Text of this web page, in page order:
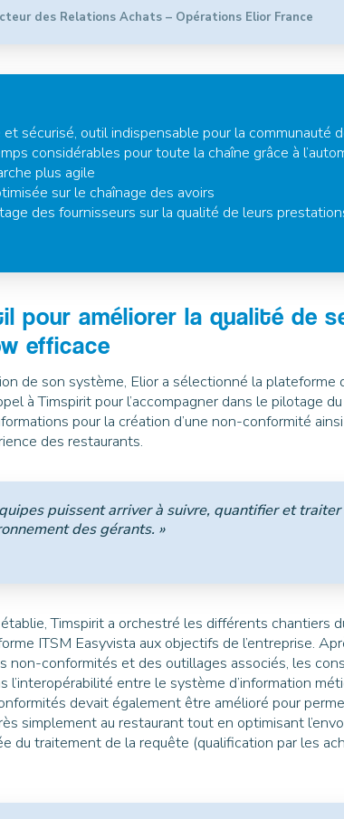
des Relations Achats – Opérations Elior France
sécurisé, outil indispensable pour la communauté
considérables pour toute la chaîne grâce à
plus agile
sur le chaînage des avoirs
des fournisseurs sur la qualité de leurs
pour améliorer la qualité de
efficace
de son système, Elior a sélectionné la
à Timspirit pour l’accompagner dans le pilotage
pour la création d’une non-conformité
des restaurants.
puissent arriver à suivre, quantifier et
des gérants. »
Timspirit a orchestré les différents chantiers
ITSM Easyvista aux objectifs de l’entreprise.
non-conformités et des outillages associés, les
l’interopérabilité entre le système d’information
devait également être amélioré pour
simplement au restaurant tout en optimisant
du traitement de la requête (qualification par les